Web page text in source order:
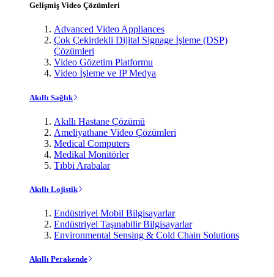
Gelişmiş Video Çözümleri
Advanced Video Appliances
Çok Çekirdekli Dijital Signage İşleme (DSP)
Çözümleri
Video Gözetim Platformu
Video İşleme ve IP Medya
Akıllı Sağlık
Akıllı Hastane Çözümü
Ameliyathane Video Çözümleri
Medical Computers
Medikal Monitörler
Tıbbi Arabalar
Akıllı Lojistik
Endüstriyel Mobil Bilgisayarlar
Endüstriyel Taşınabilir Bilgisayarlar
Environmental Sensing & Cold Chain Solutions
Akıllı Perakende